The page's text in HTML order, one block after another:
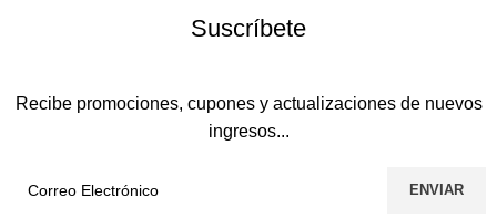
Suscríbete
Recibe promociones, cupones y actualizaciones de nuevos
ingresos...